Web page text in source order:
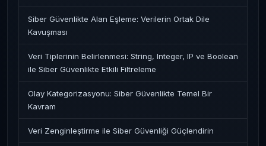
Siber Güvenlikte Alan Eşleme: Verilerin Ortak Dile
Kavuşması
Veri Tiplerinin Belirlenmesi: String, Integer, IP ve Boolean
ile Siber Güvenlikte Etkili Filtreleme
Olay Kategorizasyonu: Siber Güvenlikte Temel Bir
Kavram
Veri Zenginleştirme ile Siber Güvenliği Güçlendirin